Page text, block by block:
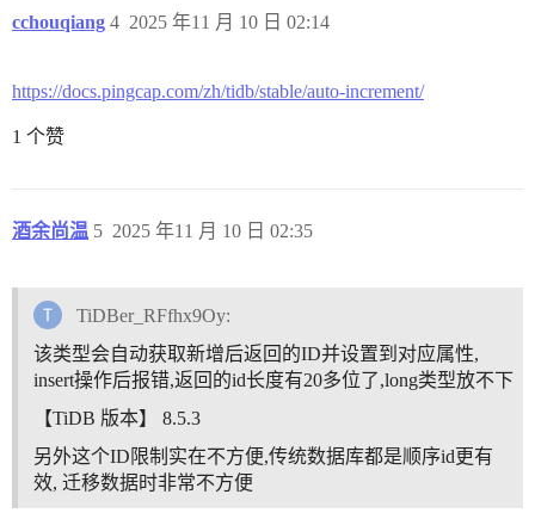
cchouqiang 2025 年11 月 10 日 02:14
4
https://docs.pingcap.com/zh/tidb/stable/auto-increment/
1 个赞
酒余尚温 2025 年11 月 10 日 02:35
5
TiDBer_RFfhx9Oy:
该类型会自动获取新增后返回的ID并设置到对应属性,
insert操作后报错,返回的id长度有20多位了,long类型放不下
【TiDB 版本】 8.5.3
另外这个ID限制实在不方便,传统数据库都是顺序id更有
效, 迁移数据时非常不方便